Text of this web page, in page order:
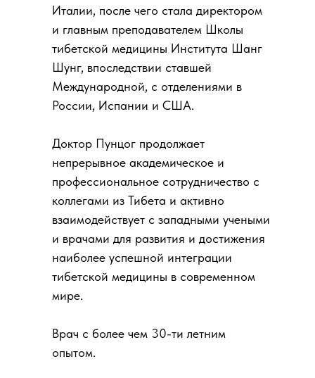
Италии, после чего стала директором
и главным преподавателем Школы
тибетской медицины Института Шанг
Шунг, впоследствии ставшей
Международной, с отделениями в
России, Испании и США.
Доктор Пунцог продолжает
непрерывное академическое и
профессиональное сотрудничество с
коллегами из Тибета и активно
взаимодействует с западными учеными
и врачами для развития и достижения
наиболее успешной интеграции
тибетской медицины в современном
мире.
Врач с более чем 30-ти летним
опытом.